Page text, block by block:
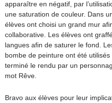
apparaître en négatif, par
une saturation de couleur. Dans
élèves ont choisi un grand mur
collaborative. Les élèves ont
langues afin de saturer le fond.
bombe de peinture ont été
terminé le rendu par un
mot Rêve.
Bravo aux élèves pour leur